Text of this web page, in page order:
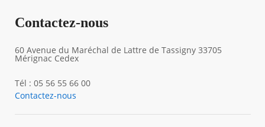
Contactez-nous
60 Avenue du Maréchal de Lattre de Tassigny 33705
Mérignac Cedex
Tél : 05 56 55 66 00
Contactez-nous